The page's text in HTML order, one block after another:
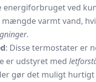
energiforbruget ved
mængde varmt vand,
.
: Disse termostater er
er udstyret med
gør det muligt